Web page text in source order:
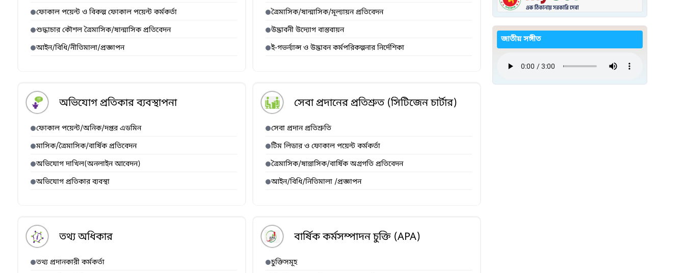
ফোকাল পয়েন্ট ও বিকল্প ফোকাল পয়েন্ট কর্মকর্তা
শুদ্ধাচার কৌশল ত্রৈমাসিক/ষান্মাসিক প্রতিবেদন
আইন/বিধি/নীতিমালা/প্রজ্ঞাপন
ত্রৈমাসিক/ষান্মাসিক/মূল্যায়ন প্রতিবেদন
উদ্ভাবনী উদ্যোগ বাস্তবায়ন
ই-গভর্ন্যান্স ও উদ্ভাবন কর্মপরিকল্পনার নির্দেশিকা
অভিযোগ প্রতিকার ব্যবস্থাপনা
ফোকাল পয়েন্ট/অনিক/দপ্তর এডমিন
মাসিক/ত্রৈমাসিক/বার্ষিক প্রতিবেদন
অভিযোগ দাখিল(অনলাইন আবেদন)
অভিযোগ প্রতিকার ব্যবস্থা
সেবা প্রদানের প্রতিশ্রুত (সিটিজেন চার্টার)
সেবা প্রদান প্রতিশ্রুতি
টিম লিডার ও ফোকাল পয়েন্ট কর্মকর্তা
ত্রৈমাসিক/ষান্নাসিক/বার্ষিক অগ্রগতি প্রতিবেদন
আইন/বিধি/নিতিমালা /প্রজ্ঞাপন
তথ্য অধিকার
তথ্য প্রদানকারী কর্মকর্তা
বার্ষিক কর্মসম্পাদন চুক্তি (APA)
চুক্তিসমূহ
জাতীয় সঙ্গীত